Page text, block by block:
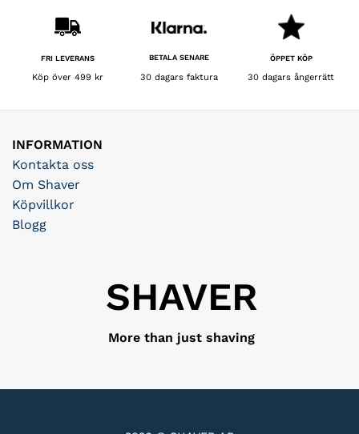
FRI LEVERANS
Köp över 499 kr
BETALA SENARE
30 dagars faktura
ÖPPET KÖP
30 dagars ångerrätt
INFORMATION
Kontakta oss
Om Shaver
Köpvillkor
Blogg
SHAVER
More than just shaving